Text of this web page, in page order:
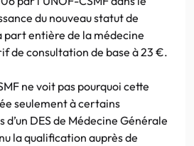
du nouveau statut de
part entière de la médecine
de consultation de base à 23 €.
ne voit pas pourquoi cette
seulement à certains
DES de Médecine Générale
la qualification auprès de